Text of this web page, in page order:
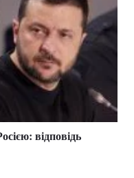
відповідь